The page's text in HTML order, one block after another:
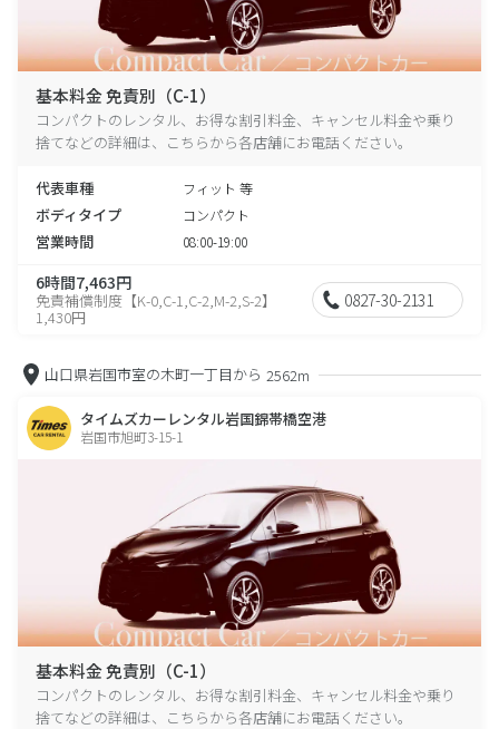
基本料金 免責別（C-1）
コンパクトのレンタル、お得な割引料金、キャンセル料金や乗り
捨てなどの詳細は、こちらから各店舗にお電話ください。
代表車種 フィット 等
ボディタイプ コンパクト
営業時間 08:00-19:00
6時間7,463円
免責補償制度【K-0,C-1,C-2,M-2,S-2】
1,430円
0827-30-2131
山口県岩国市室の木町一丁目から 2562m
タイムズカーレンタル岩国錦帯橋空港
岩国市旭町3-15-1
基本料金 免責別（C-1）
コンパクトのレンタル、お得な割引料金、キャンセル料金や乗り
捨てなどの詳細は、こちらから各店舗にお電話ください。